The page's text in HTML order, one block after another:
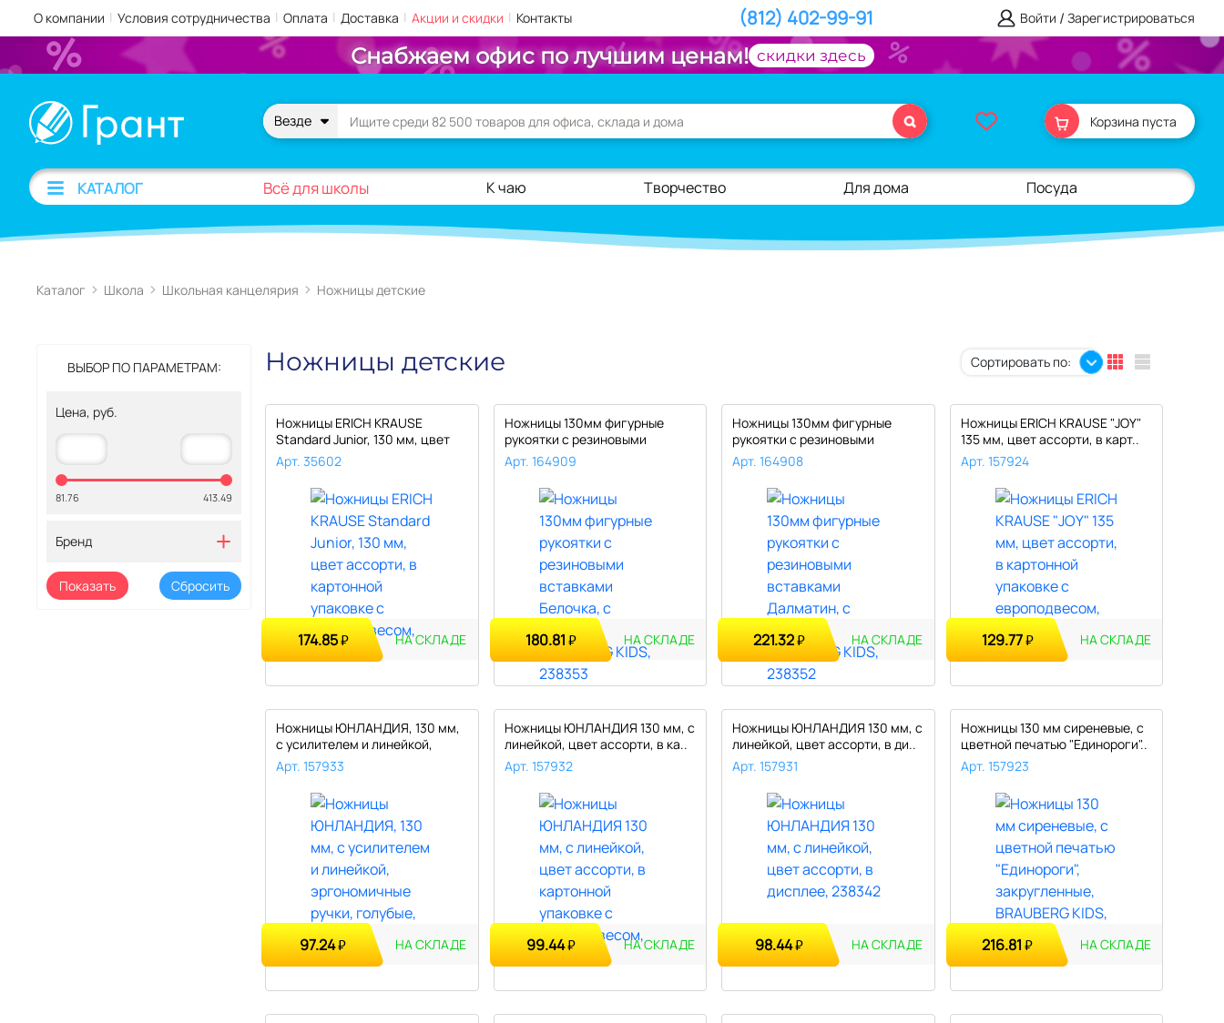
О компании | Условия сотрудничества | Оплата | Доставка | Акции и скидки | Контакты (812) 402-99-91 Войти / Зарегистрироваться
Снабжаем офис по лучшим ценам! скидки здесь
Везде Корзина пуста
КАТАЛОГ Всё для школы К чаю Творчество Для дома Посуда
Каталог Школа Школьная канцелярия Ножницы детские
ВЫБОР ПО ПАРАМЕТРАМ:
Цена, руб.
81.76 413.49
Бренд
Ножницы детские Сортировать по:
Ножницы ERICH KRAUSE
Standard Junior, 130 мм, цвет
ассо..
Арт. 35602
174.85₽ НА СКЛАДЕ
Ножницы 130мм фигурные
рукоятки с резиновыми
вставками ..
Арт. 164909
180.81₽ НА СКЛАДЕ
Ножницы 130мм фигурные
рукоятки с резиновыми
вставками ..
Арт. 164908
221.32₽ НА СКЛАДЕ
Ножницы ERICH KRAUSE "JOY"
135 мм, цвет ассорти, в карт..
Арт. 157924
129.77₽ НА СКЛАДЕ
Ножницы ЮНЛАНДИЯ, 130 мм,
с усилителем и линейкой,
эрго..
Арт. 157933
97.24₽ НА СКЛАДЕ
Ножницы ЮНЛАНДИЯ 130 мм, с
линейкой, цвет ассорти, в ка..
Арт. 157932
99.44₽ НА СКЛАДЕ
Ножницы ЮНЛАНДИЯ 130 мм, с
линейкой, цвет ассорти, в ди..
Арт. 157931
98.44₽ НА СКЛАДЕ
Ножницы 130 мм сиреневые, с
цветной печатью "Единороги"..
Арт. 157923
216.81₽ НА СКЛАДЕ